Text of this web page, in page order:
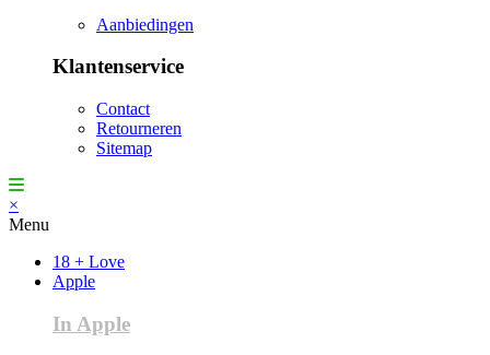
Aanbiedingen
Klantenservice
Contact
Retourneren
Sitemap
×
Menu
18 + Love
Apple
In Apple